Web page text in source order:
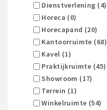
Dienstverlening (4)
Horeca (0)
Horecapand (20)
Kantoorruimte (68)
Kavel (1)
Praktijkruimte (45)
Showroom (17)
Terrein (1)
Winkelruimte (54)